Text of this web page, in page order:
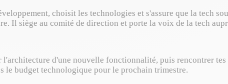
choisit les technologies et s'assure que la tech
Il siège au comité de direction et porte la voix de la tech
d'une nouvelle fonctionnalité, puis rencontrer
le budget technologique pour le prochain trimestre.